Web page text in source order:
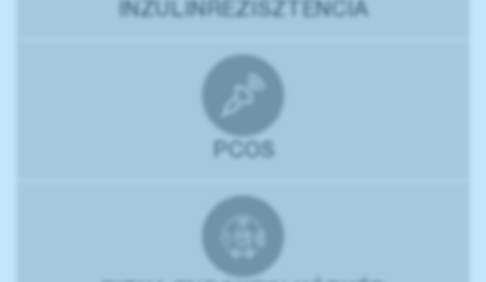
INZULINREZISZTENCIA
PCOS